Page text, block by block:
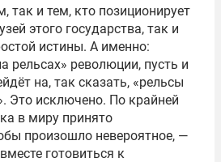
так и тем, кто позиционирует
этого государства, так и
истины. А именно:
рельсах» революции, пусть и
на, так сказать, «рельсы
Это исключено. По крайней
в миру принято
произошло невероятное, —
готовиться к